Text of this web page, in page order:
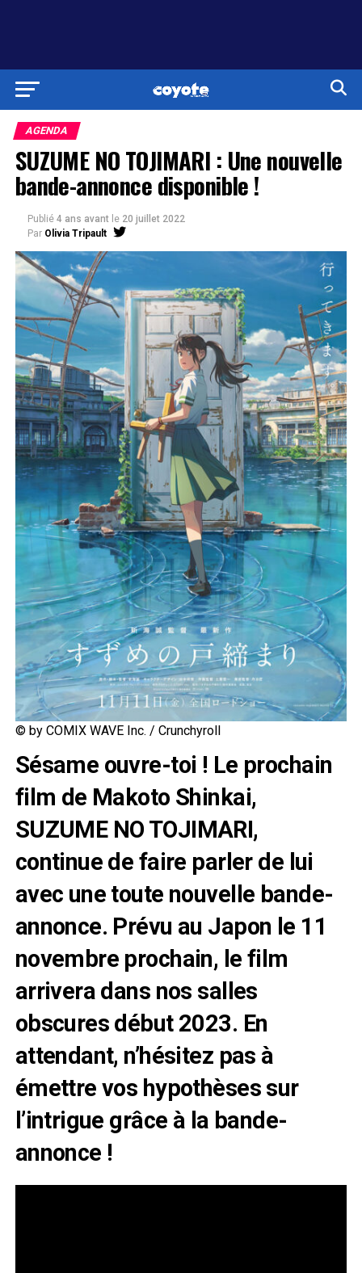
AGENDA
SUZUME NO TOJIMARI : Une nouvelle
bande-annonce disponible !
Publié 4 ans avant le 20 juillet 2022
Par Olivia Tripault
© by COMIX WAVE Inc. / Crunchyroll
Sésame ouvre-toi ! Le prochain
film de Makoto Shinkai,
SUZUME NO TOJIMARI,
continue de faire parler de lui
avec une toute nouvelle bande-
annonce. Prévu au Japon le 11
novembre prochain, le film
arrivera dans nos salles
obscures début 2023. En
attendant, n’hésitez pas à
émettre vos hypothèses sur
l’intrigue grâce à la bande-
annonce !